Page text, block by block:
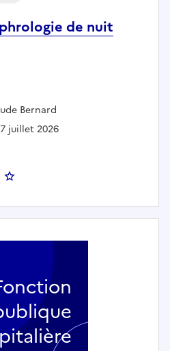
de nuit
Bernard
juillet 2026
: Infirmier en Néphrologie de